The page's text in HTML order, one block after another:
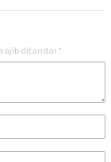
ditandai *